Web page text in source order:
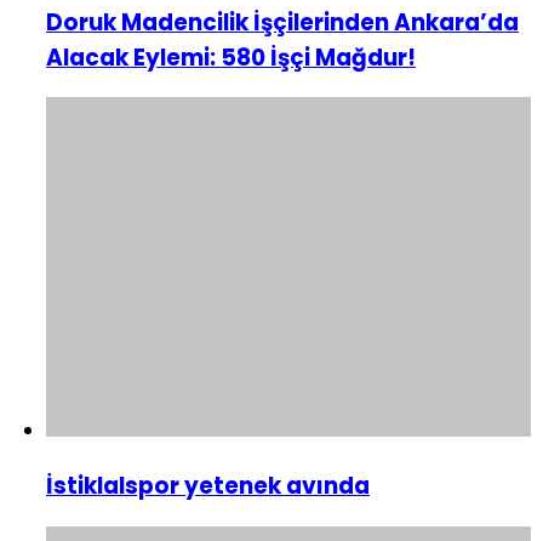
Doruk Madencilik İşçilerinden Ankara’da
Alacak Eylemi: 580 İşçi Mağdur!
İstiklalspor yetenek avında